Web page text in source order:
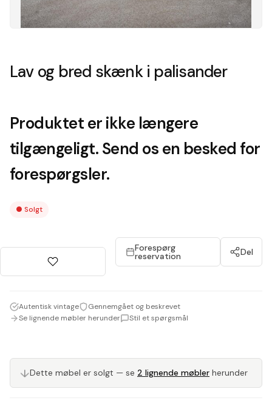
Lav og bred skænk i palisander
Produktet er ikke længere
tilgængeligt. Send os en besked for
forespørgsler.
● Solgt
Forespørg
reservation Del
Autentisk vintage
Gennemgået og beskrevet
Se lignende møbler herunder
Stil et spørgsmål
↓Dette møbel er solgt — se 2 lignende møbler herunder